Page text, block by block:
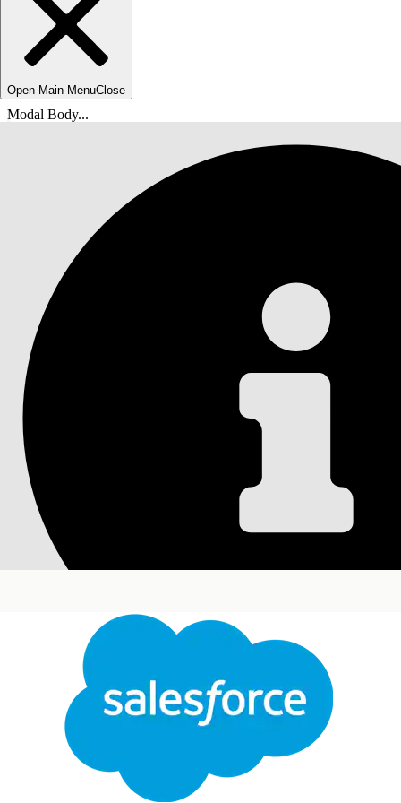
Open Main MenuClose
Modal Body...
Este texto foi traduzido pelo sistema de tradução automática da Salesforce. Mais detalhes
Serviço de TI do Agentforce
Painel do
O painel Gerenciador de problemas oferece
desempenho da equipe. Esse painel permite
Edições obrigatórias
Disponível em: Lightning Experience
Disponível em: EdiçõesEnterprise Performance
O painel responde a estas perguntas:
Problemas novos e fechados
Qual é o número total de novos problemas
Qual é o número total de novos problemas